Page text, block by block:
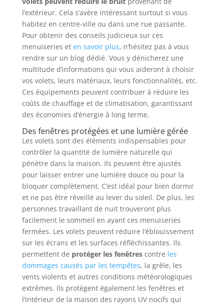
l’extérieur. Cela s’avère intéressant surtout si vous
habitez en centre-ville ou dans une rue passante.
Pour obtenir des conseils judicieux sur ces
menuiseries et en savoir plus, n’hésitez pas à vous
rendre sur un blog dédié. Vous y dénicherez une
multitude d’informations qui vous aideront à choisir
vos volets, leurs matériaux, leurs fonctionnalités, etc.
Ces équipements peuvent contribuer à réduire les
coûts de chauffage et de climatisation, garantissant
des économies d’énergie à long terme.
Des fenêtres protégées et une lumière gérée
Les volets sont des éléments indispensables pour
contrôler la quantité de lumière naturelle qui
pénètre dans la maison. Ils peuvent être ajustés
pour laisser entrer une lumière douce ou pour la
bloquer complètement. C’est idéal pour bien dormir
et ne pas être réveillé au lever du soleil. De plus, les
personnes travaillant de nuit trouveront plus
facilement le sommeil en ayant ces menuiseries
fermées. Les volets peuvent réduire l’éblouissement
sur les écrans et les surfaces réfléchissantes. Ils
permettent de protéger les fenêtres contre les
dommages causés par les tempêtes, la grêle, les
vents violents et autres conditions météorologiques
extrêmes. Ils protègent également les fenêtres et
l’intérieur de la maison des rayons UV nocifs qui